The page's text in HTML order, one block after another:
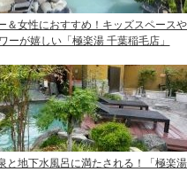
＆女性におすすめ！キッズスペース
ーが嬉しい「極楽湯 千葉稲毛店」
と地下水風呂に満たされる！「極楽